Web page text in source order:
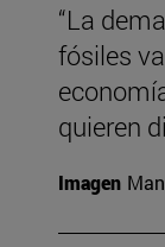
“La
fósiles
quieren
Imagen